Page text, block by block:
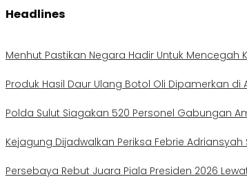
Headlines
Menhut Pastikan Negara Hadir Untuk Mencegah
Produk Hasil Daur Ulang Botol Oli Dipamerkan di
Polda Sulut Siagakan 520 Personel Gabungan
Kejagung Dijadwalkan Periksa Febrie
Persebaya Rebut Juara Piala Presiden 2026